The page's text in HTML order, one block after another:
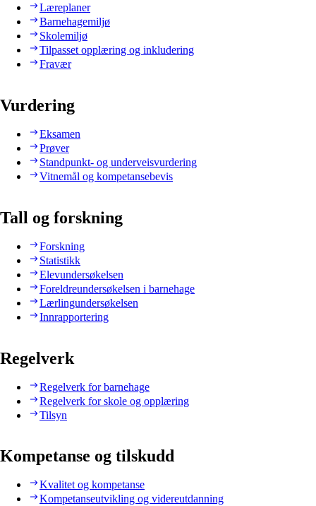
Læreplaner
Barnehagemiljø
Skolemiljø
Tilpasset opplæring og inkludering
Fravær
Vurdering
Eksamen
Prøver
Standpunkt- og underveisvurdering
Vitnemål og kompetansebevis
Tall og forskning
Forskning
Statistikk
Elevundersøkelsen
Foreldreundersøkelsen i barnehage
Lærlingundersøkelsen
Innrapportering
Regelverk
Regelverk for barnehage
Regelverk for skole og opplæring
Tilsyn
Kompetanse og tilskudd
Kvalitet og kompetanse
Kompetanseutvikling og videreutdanning